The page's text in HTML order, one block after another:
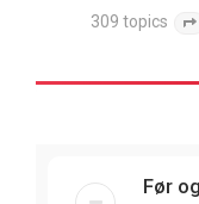
309 topics
Før